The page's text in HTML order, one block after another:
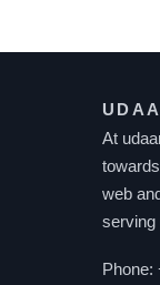
At
web
serving
Phone: